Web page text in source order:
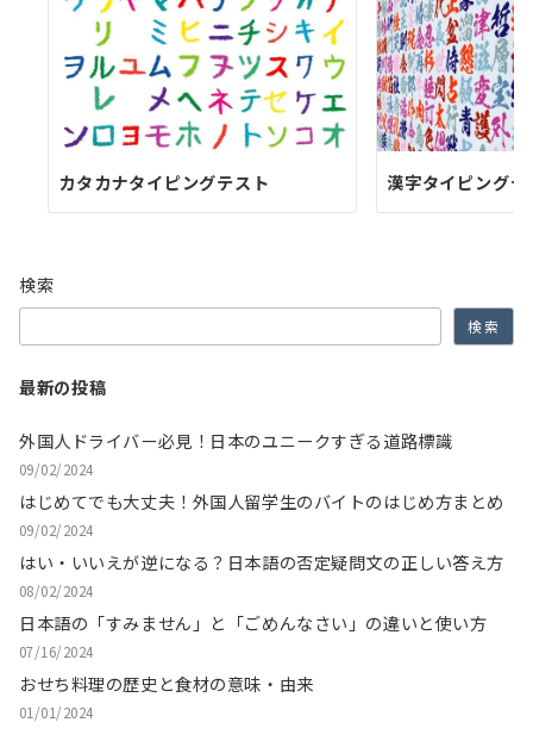
カタカナタイピングテスト 漢字タイピングテ
検索
検索
最新の投稿
外国人ドライバー必見！日本のユニークすぎる道路標識
09/02/2024
はじめてでも大丈夫！外国人留学生のバイトのはじめ方まとめ
09/02/2024
はい・いいえが逆になる？日本語の否定疑問文の正しい答え方
08/02/2024
日本語の「すみません」と「ごめんなさい」の違いと使い方
07/16/2024
おせち料理の歴史と食材の意味・由来
01/01/2024